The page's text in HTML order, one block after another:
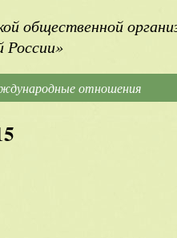
общественной
России»
отношения